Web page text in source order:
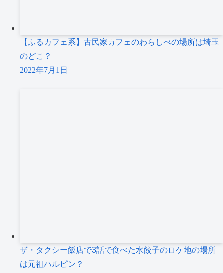
【ふるカフェ系】古民家カフェのわらしべの場所は埼玉
のどこ？
2022年7月1日
ザ・タクシー飯店で3話で食べた水餃子のロケ地の場所
は元祖ハルピン？